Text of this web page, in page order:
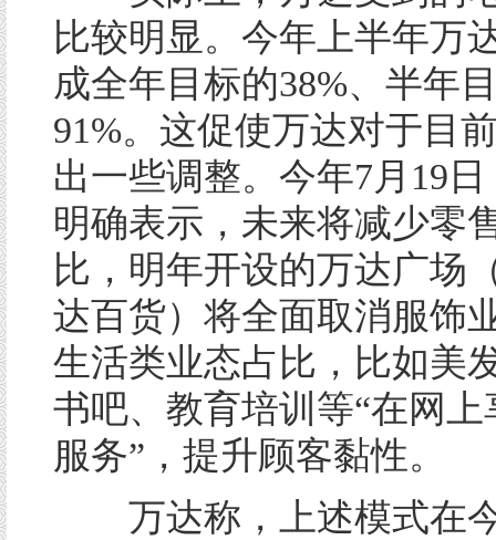
比较明显。今年上半年万
成全年目标的38%、半年
91%。这促使万达对于目
出一些调整。今年7月19
明确表示，未来将减少零
比，明年开设的万达广场
达百货）将全面取消服饰
生活类业态占比，比如美
书吧、教育培训等“在网
服务”，提升顾客黏性。
万达称，上述模式在